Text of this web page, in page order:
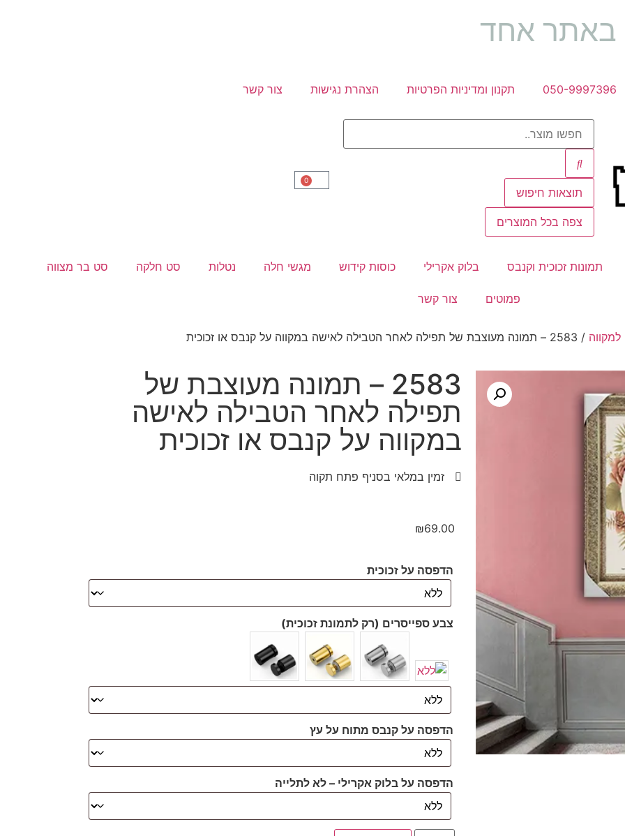
באתר אחד
050-9997396 תקנון ומדיניות הפרטיות הצהרת נגישות צור קשר
תוצאות חיפוש
צפה בכל המוצרים
0
תמונות זכוכית וקנבס בלוק אקרילי כוסות קידוש מגשי חלה נטלות סט חלקה סט בר מצווה
פמוטים צור קשר
/ 2583 – תמונה מעוצבת של תפילה לאחר הטבילה לאישה במקווה על קנבס או זכוכית
2583 – תמונה מעוצבת של
תפילה לאחר הטבילה לאישה
במקווה על קנבס או זכוכית
זמין במלאי בסניף פתח תקוה
₪69.00
הדפסה על זכוכית
צבע ספייסרים (רק לתמונת זכוכית)
הדפסה על קנבס מתוח על עץ
הדפסה על בלוק אקרילי – לא לתלייה